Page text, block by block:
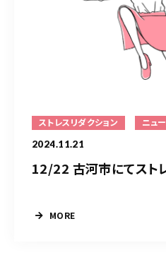
ストレスリダクション ニュ
2024.11.21
12/22 古河市にてスト
MORE